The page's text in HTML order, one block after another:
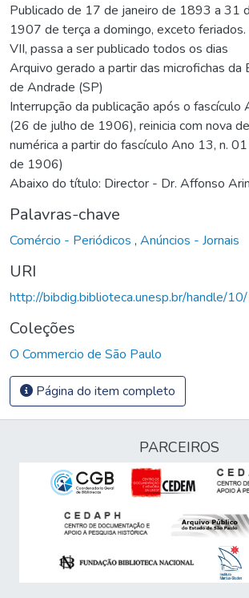
Publicado de 17 de janeiro de 1893 a 31
1907 de terça a domingo, exceto
VII, passa a ser publicado todos os dias
Arquivo gerado a partir das microfichas da
de Andrade (SP)
Interrupção da publicação após o
(26 de julho de 1906), reinicia com nova
numérica a partir do fascículo Ano 13, n.
de 1906)
Abaixo do título: Director - Dr. Affonso
Palavras-chave
Comércio - Periódicos , Anúncios - Jornais
URI
http://bibdig.biblioteca.unesp.br/handle/
Coleções
O Commercio de São Paulo
Página do item completo
PARCEIROS